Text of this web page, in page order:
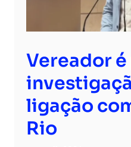
Vereador
ligação
Rio